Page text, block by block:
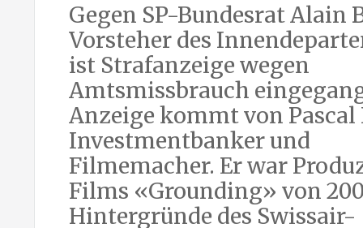
Gegen SP-Bundesrat Alain
Vorsteher des
ist Strafanzeige wegen
Amtsmissbrauch
Anzeige kommt von Pascal
Investmentbanker und
Filmemacher. Er war
Films «Grounding» von
Hintergründe des Swissair-